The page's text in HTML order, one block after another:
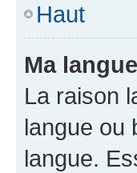
Haut
Ma
La raison
langue ou
langue.